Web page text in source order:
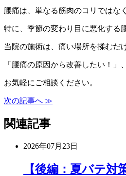
腰痛は、単なる筋肉のコリではな
特に、季節の変わり目に悪化する
当院の施術は、痛い場所を揉むだ
「腰痛の原因から改善したい！
お気軽にご相談ください。
次の記事へ ≫
関連記事
2026年07月23日
【後編：夏バテ